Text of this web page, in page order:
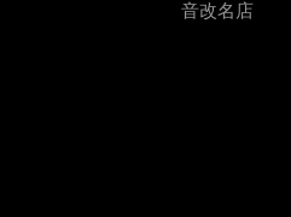
音改名店